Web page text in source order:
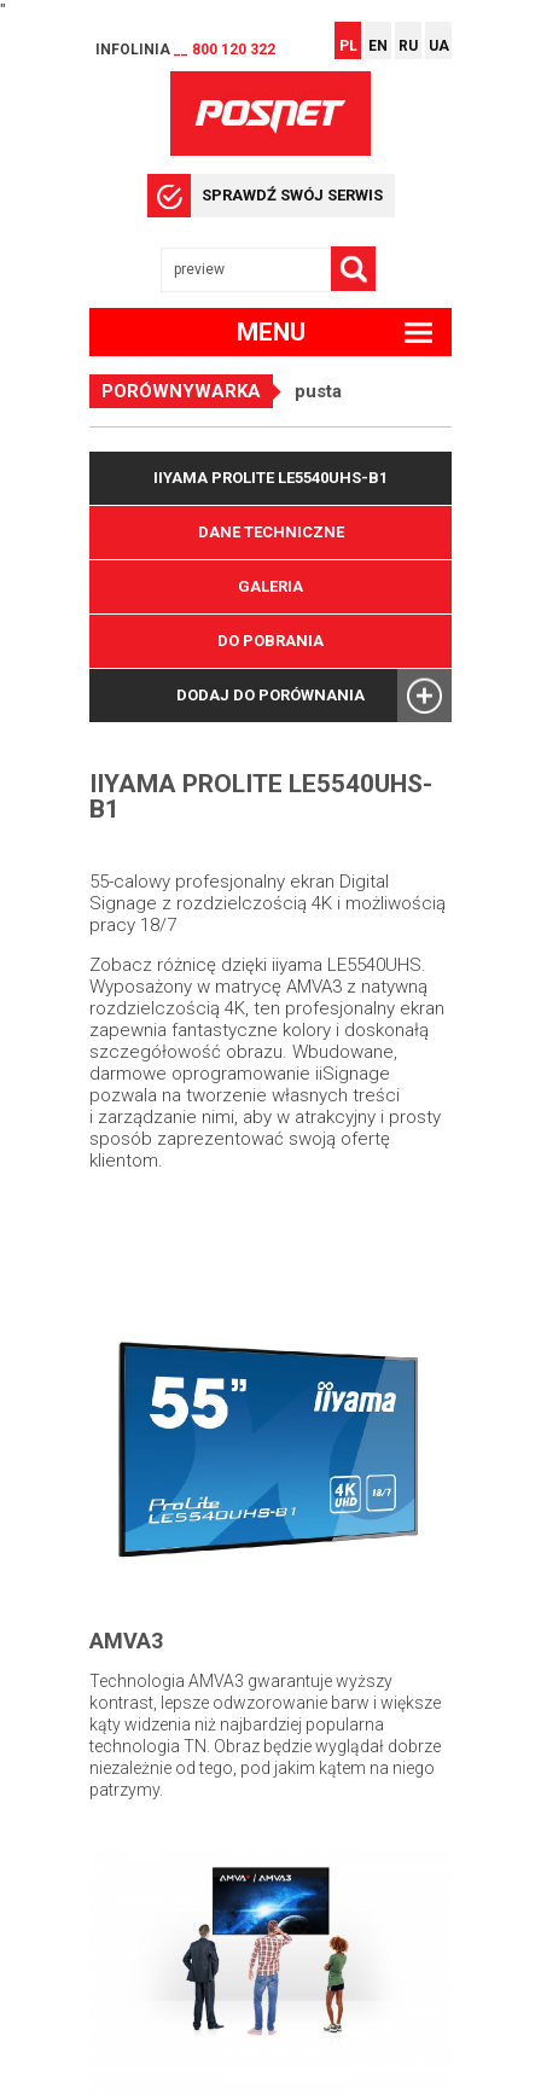
"
INFOLINIA __ 800 120 322 PL EN RU UA
SPRAWDŹ SWÓJ SERWIS
MENU
PORÓWNYWARKA pusta
IIYAMA PROLITE LE5540UHS-B1
DANE TECHNICZNE
GALERIA
DO POBRANIA
DODAJ DO PORÓWNANIA
IIYAMA PROLITE LE5540UHS-
B1
55-calowy profesjonalny ekran Digital
Signage z rozdzielczością 4K i możliwością
pracy 18/7
Zobacz różnicę dzięki iiyama LE5540UHS.
Wyposażony w matrycę AMVA3 z natywną
rozdzielczością 4K, ten profesjonalny ekran
zapewnia fantastyczne kolory i doskonałą
szczegółowość obrazu. Wbudowane,
darmowe oprogramowanie iiSignage
pozwala na tworzenie własnych treści
i zarządzanie nimi, aby w atrakcyjny i prosty
sposób zaprezentować swoją ofertę
klientom.
AMVA3
Technologia AMVA3 gwarantuje wyższy
kontrast, lepsze odwzorowanie barw i większe
kąty widzenia niż najbardziej popularna
technologia TN. Obraz będzie wyglądał dobrze
niezależnie od tego, pod jakim kątem na niego
patrzymy.